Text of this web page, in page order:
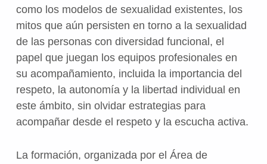
como los modelos de sexualidad existentes, los
mitos que aún persisten en torno a la sexualidad
de las personas con diversidad funcional, el
papel que juegan los equipos profesionales en
su acompañamiento, incluida la importancia del
respeto, la autonomía y la libertad individual en
este ámbito, sin olvidar estrategias para
acompañar desde el respeto y la escucha activa.
La formación, organizada por el Área de